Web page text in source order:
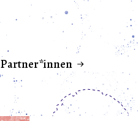
Partner*innen